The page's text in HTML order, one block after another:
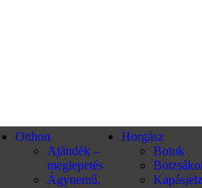
Otthon
Ajándék –
meglepetés
Ágynemű,
Horgász
Botok